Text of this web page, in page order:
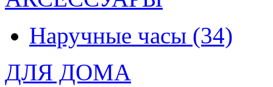
Наручные часы (34)
ДЛЯ ДОМА